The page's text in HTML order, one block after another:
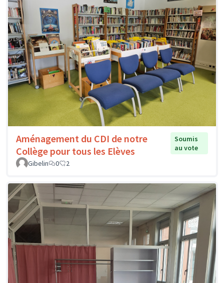
Aménagement du CDI de notre
Collège pour tous les Elèves
Soumis
au vote
Gibelin
0 2